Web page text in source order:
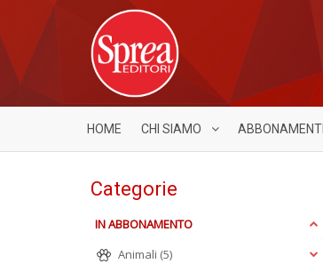
HOME CHI SIAMO ABBONAMENTI
Categorie
IN ABBONAMENTO
Animali (5)